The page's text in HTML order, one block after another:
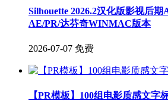
Silhouette 2026.2汉化版影视后
AE/PR/达芬奇WINMAC版本
2026-07-07 免费
【PR模板】100组电影质感文字